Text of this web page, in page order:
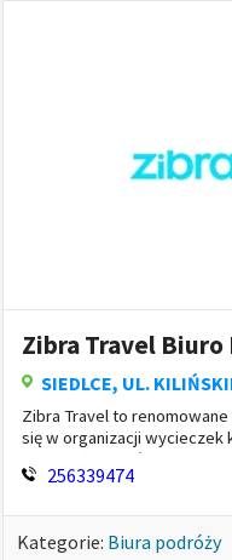
Zibra Travel Biuro
SIEDLCE, UL.
Zibra Travel to
się w organizacji wycieczek
sprzedaży biletów
256339474
Kategorie: Biura podróży